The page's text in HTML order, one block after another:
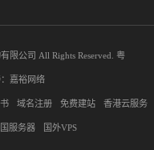
限公司 All Rights Reserved. 粤
嘉裕网络
域名注册 免费建站 香港云服务
服务器 国外VPS